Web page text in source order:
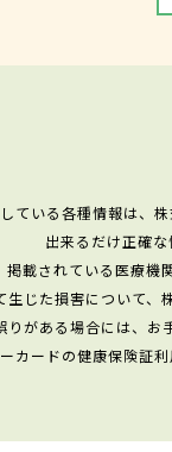
ている各種情報は、
出来るだけ正確
掲載されている医療機
生じた損害について、
りがある場合には、お
カードの健康保険証